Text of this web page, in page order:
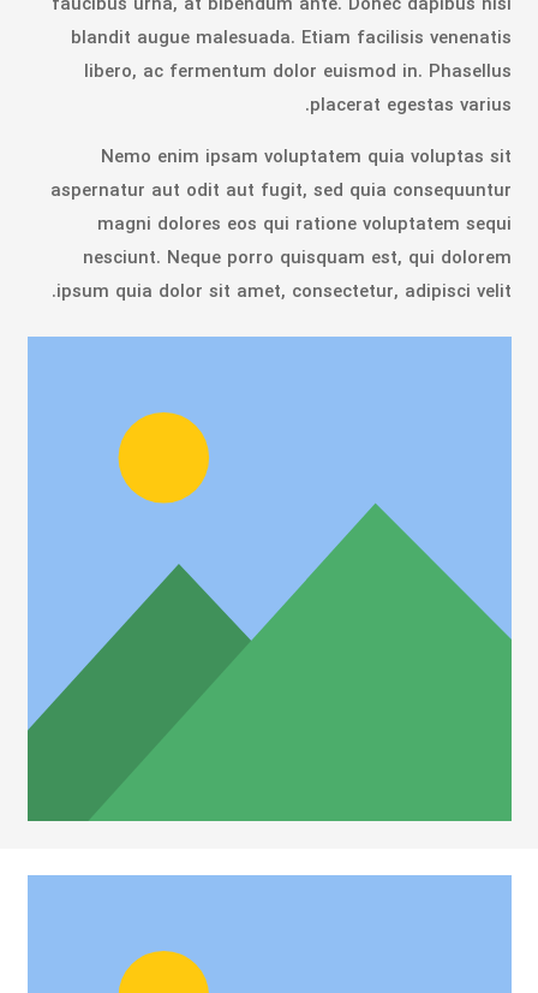
faucibus urna, at bibendum ante. Donec dapibus nisi
blandit augue malesuada. Etiam facilisis venenatis
libero, ac fermentum dolor euismod in. Phasellus
placerat egestas varius.
Nemo enim ipsam voluptatem quia voluptas sit
aspernatur aut odit aut fugit, sed quia consequuntur
magni dolores eos qui ratione voluptatem sequi
nesciunt. Neque porro quisquam est, qui dolorem
ipsum quia dolor sit amet, consectetur, adipisci velit.